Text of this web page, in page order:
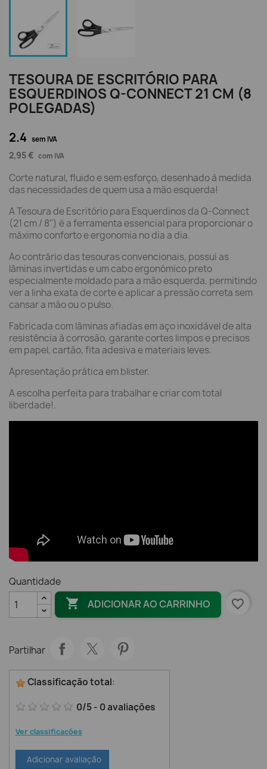
TESOURA DE ESCRITÓRIO PARA
ESQUERDINOS Q-CONNECT 21 CM (8
POLEGADAS)
2.4 sem IVA
2,95 € com IVA
Corte natural, fluido e sem esforço, desenhado à medida
das necessidades de quem usa a mão esquerda!
A Tesoura de Escritório para Esquerdinos da Q-Connect
(21 cm / 8") é a ferramenta essencial para proporcionar o
máximo conforto e ergonomia no dia a dia.
Ao contrário das tesouras convencionais, possui as
lâminas invertidas e um cabo ergonómico preto
especialmente moldado para a mão esquerda, permitindo
ver a linha exata de corte e aplicar a pressão correta sem
cansar a mão ou o pulso.
Fabricada com lâminas afiadas em aço inoxidável de alta
resistência à corrosão, garante cortes limpos e precisos
em papel, cartão, fita adesiva e materiais leves.
Apresentação prática em blister.
A escolha perfeita para trabalhar e criar com total
liberdade!.
Quantidade
 ADICIONAR AO CARRINHO favorite_border
Partilhar
Classificação total:
0/5- 0avaliações
Ver classificações
Adicionar avaliação